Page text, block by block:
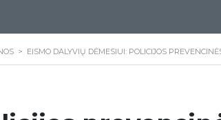
> EISMO DALYVIŲ DĖMESIUI: POLICIJOS